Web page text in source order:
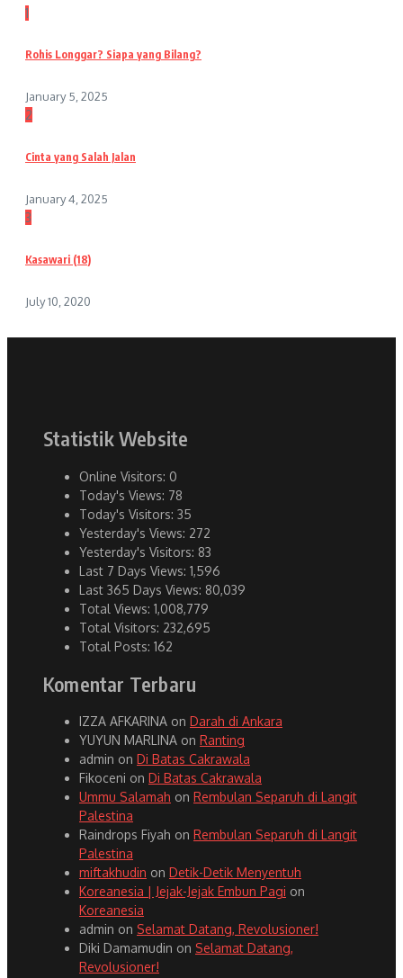
1
Rohis Longgar? Siapa yang Bilang?
January 5, 2025
2
Cinta yang Salah Jalan
January 4, 2025
3
Kasawari (18)
July 10, 2020
Statistik Website
Online Visitors: 0
Today's Views: 78
Today's Visitors: 35
Yesterday's Views: 272
Yesterday's Visitors: 83
Last 7 Days Views: 1,596
Last 365 Days Views: 80,039
Total Views: 1,008,779
Total Visitors: 232,695
Total Posts: 162
Komentar Terbaru
IZZA AFKARINA on Darah di Ankara
YUYUN MARLINA on Ranting
admin on Di Batas Cakrawala
Fikoceni on Di Batas Cakrawala
Ummu Salamah on Rembulan Separuh di Langit
Palestina
Raindrops Fiyah on Rembulan Separuh di Langit
Palestina
miftakhudin on Detik-Detik Menyentuh
Koreanesia | Jejak-Jejak Embun Pagi on
Koreanesia
admin on Selamat Datang, Revolusioner!
Diki Damamudin on Selamat Datang,
Revolusioner!